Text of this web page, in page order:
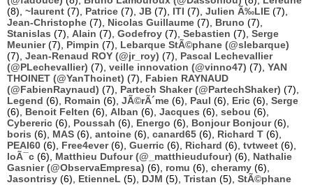
(8), ~laurent (7), Patrice (7), JB (7), ITI (7), Julien Ã‰LIE (7),
Jean-Christophe (7), Nicolas Guillaume (7), Bruno (7),
Stanislas (7), Alain (7), Godefroy (7), Sebastien (7), Serge
Meunier(7), Pimpin (7), Lebarque StÃ©phane (@slebarque)
(7), Jean-Renaud ROY (@jr_roy) (7), Pascal Lechevallier
(@PLechevallier) (7), veille innovation (@vinno47) (7), YAN
THOINET (@YanThoinet) (7), Fabien RAYNAUD
(@FabienRaynaud) (7), Partech Shaker (@PartechShaker) (7),
Legend (6), Romain (6), JÃ©rÃ´me (6), Paul (6), Eric (6), Serge
(6), Benoit Felten (6), Alban (6), Jacques (6), sebou (6),
Cybereric (6), Poussah (6), Energo (6), Bonjour Bonjour(6),
boris (6), MAS (6), antoine (6), canard65 (6), Richard T (6),
PEAI60 (6), Free4ever(6), Guerric (6), Richard (6), tvtweet (6),
loÃ¯c (6), Matthieu Dufour (@_matthieudufour) (6), Nathalie
Gasnier (@ObservaEmpresa) (6), romu (6), cheramy (6),
Jasontrisy (6), EtienneL (5), DJM (5), Tristan (5), StÃ©phane